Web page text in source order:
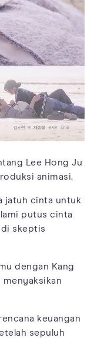
Lee Hong Ju
animasi.
jatuh cinta untuk
putus cinta
skeptis
dengan Kang
menyaksikan
keuangan
sepuluh